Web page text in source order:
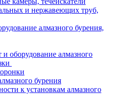
и нержавеющих труб,
алмазного бурения,
оборудование алмазного
бурения
к установкам алмазного